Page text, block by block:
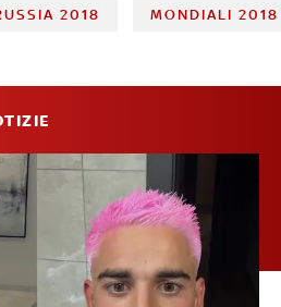
2018 MONDIALI 2018